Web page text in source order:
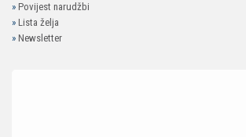
» Povijest narudžbi
» Lista želja
» Newsletter